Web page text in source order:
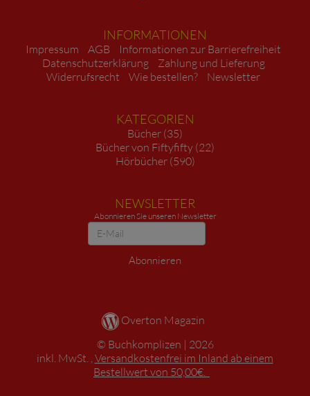
INFORMATIONEN
Impressum AGB
Informationen zur Barrierefreiheit
Datenschutzerklärung
Zahlung und Lieferung
Widerrufsrecht
Wie bestellen? Newsletter
KATEGORIEN
Bücher (35)
Bücher von Fiftyfifty (22)
Hörbücher (590)
NEWSLETTER
Abonnieren Sie unseren Newsletter
Newsletter
Abonnieren
Overton Magazin
Buchkomplizen
2026
* inkl. MwSt. , Versandkostenfrei im Inland ab einem
Bestellwert von 50,00€.